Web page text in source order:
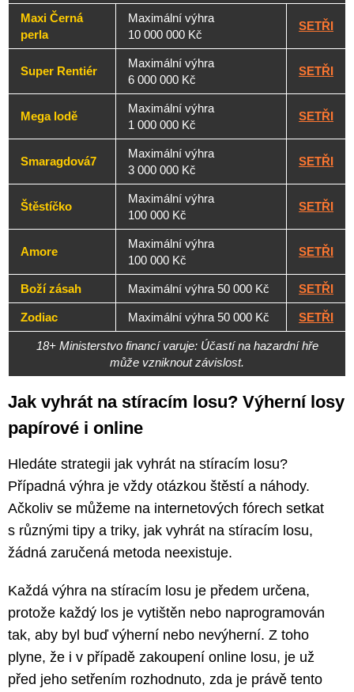
Maxi Černá
perla
Maximální výhra
10 000 000 Kč
SETŘI
Super Rentiér
Maximální výhra
6 000 000 Kč
SETŘI
Mega lodě
Maximální výhra
1 000 000 Kč
SETŘI
Smaragdová7
Maximální výhra
3 000 000 Kč
SETŘI
Štěstíčko
Maximální výhra
100 000 Kč
SETŘI
Amore
Maximální výhra
100 000 Kč
SETŘI
Boží zásah Maximální výhra 50 000 Kč SETŘI
Zodiac Maximální výhra 50 000 Kč SETŘI
18+ Ministerstvo financí varuje: Účastí na hazardní hře
může vzniknout závislost.
Jak vyhrát na stíracím losu? Výherní losy
papírové i online
Hledáte strategii jak vyhrát na stíracím losu?
Případná výhra je vždy otázkou štěstí a náhody.
Ačkoliv se můžeme na internetových fórech setkat
s různými tipy a triky, jak vyhrát na stíracím losu,
žádná zaručená metoda neexistuje.
Každá výhra na stíracím losu je předem určena,
protože každý los je vytištěn nebo naprogramován
tak, aby byl buď výherní nebo nevýherní. Z toho
plyne, že i v případě zakoupení online losu, je už
před jeho setřením rozhodnuto, zda je právě tento